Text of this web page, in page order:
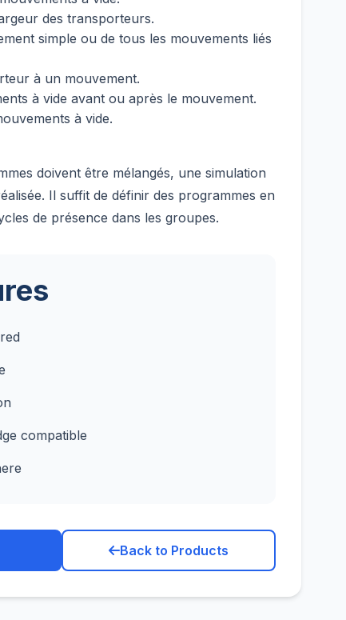
des transporteurs.
simple ou de tous les mouvements liés
à un mouvement.
à vide avant ou après le mouvement.
à vide.
doivent être mélangés, une simulation
Il suffit de définir des programmes en
de présence dans les groupes.
compatible
Back to Products